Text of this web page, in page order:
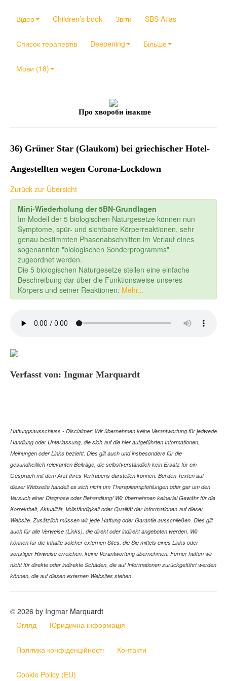
Відео Children’s book Звіти SBS Atlas
Список терапевтів Deepening Більше
Мови (18)
Про хвороби інакше
36) Grüner Star (Glaukom) bei griechischer Hotel-
Angestellten wegen Corona-Lockdown
Zurück zur Übersicht
Mini-Wiederholung der 5BN-Grundlagen
Im Modell der 5 biologischen Naturgesetze können nun
Symptome, spür- und sichtbare Körperreaktionen, sehr
genau bestimmten Phasenabschnitten im Verlauf eines
sogenannten "biologischen Sonderprogramms"
zugeordnet werden.
Die 5 biologischen Naturgesetze stellen eine einfache
Beschreibung dar über die Funktionsweise unseres
Körpers und seiner Reaktionen: Mehr...
Verfasst von: Ingmar Marquardt
Haftungsausschluss - Disclaimer: Wir übernehmen keine Verantwortung für jedwede
Handlung oder Unterlassung, die sich auf die hier aufgeführten Informationen,
Meinungen oder Links bezieht. Dies gilt auch und insbesondere für die
gesundheitlich relevanten Beiträge, die selbstverständlich kein Ersatz für ein
Gespräch mit dem Arzt Ihres Vertrauens darstellen können. Bei den Texten auf
dieser Webseite handelt es sich nicht um Therapieempfehlungen oder gar um den
Versuch einer Diagnose oder Behandlung! Wir übernehmen keinerlei Gewähr für die
Korrektheit, Aktualität, Vollständigkeit oder Qualität der Informationen auf dieser
Website. Zusätzlich müssen wir jede Haftung oder Garantie ausschließen. Dies gilt
auch für alle Verweise (Links), die direkt oder indirekt angeboten werden. Wir
können für die Inhalte solcher externen Sites, die Sie mittels eines Links oder
sonstiger Hinweise erreichen, keine Verantwortung übernehmen. Ferner haften wir
nicht für direkte oder indirekte Schäden, die auf Informationen zurückgeführt werden
können, die auf diesen externen Websites stehen
© 2026 by Ingmar Marquardt
Огляд
Юридична інформація
Політика конфіденційності Контакти
Cookie Policy (EU)